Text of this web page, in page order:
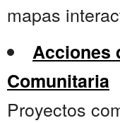
mapas
Acciones
Comunitaria
Proyectos